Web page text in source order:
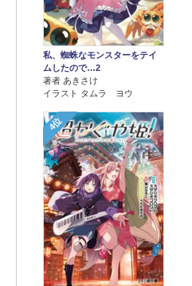
私、蜘蛛なモンスターをテイ
ムしたので…2
著者 あきさけ
イラスト タムラ ヨウ
4位